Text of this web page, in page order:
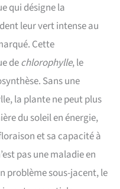
qui désigne la
leur vert intense au
Cette
dechlorophylle, le
Sans une
la plante ne peut plus
du soleil en énergie,
et sa capacité à
pas une maladie en
problème sous-jacent, le